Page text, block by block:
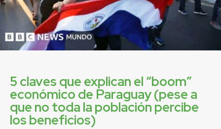
5 claves que explican el “boom”
económico de Paraguay (pese a
que no toda la población percibe
los beneficios)